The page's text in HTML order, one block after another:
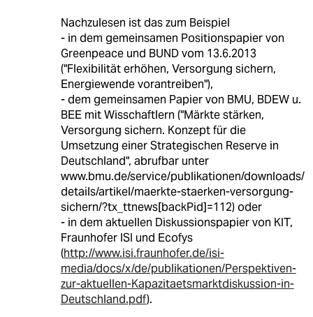
Nachzulesen ist das zum Beispiel
- in dem gemeinsamen Positionspapier von
Greenpeace und BUND vom 13.6.2013
("Flexibilität erhöhen, Versorgung sichern,
Energiewende vorantreiben"),
- dem gemeinsamen Papier von BMU, BDEW u.
BEE mit Wisschaftlern ("Märkte stärken,
Versorgung sichern. Konzept für die
Umsetzung einer Strategischen Reserve in
Deutschland", abrufbar unter
www.bmu.de/service/publikationen/downloads/
details/artikel/maerkte-staerken-versorgung-
sichern/?tx_ttnews[backPid]=112) oder
- in dem aktuellen Diskussionspapier von KIT,
Fraunhofer ISI und Ecofys
(http://www.isi.fraunhofer.de/isi-
media/docs/x/de/publikationen/Perspektiven-
zur-aktuellen-Kapazitaetsmarktdiskussion-in-
Deutschland.pdf).